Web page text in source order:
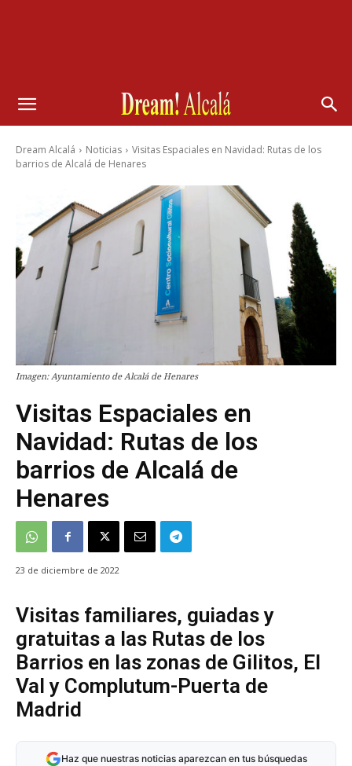
Dream Alcalá Noticias
Visitas Espaciales en Navidad: Rutas de los
barrios de Alcalá de Henares
Imagen: Ayuntamiento de Alcalá de Henares
Visitas Espaciales en
Navidad: Rutas de los
barrios de Alcalá de
Henares
23 de diciembre de 2022
Visitas familiares, guiadas y
gratuitas a las Rutas de los
Barrios en las zonas de Gilitos, El
Val y Complutum-Puerta de
Madrid
Haz que nuestras noticias aparezcan en tus búsquedas